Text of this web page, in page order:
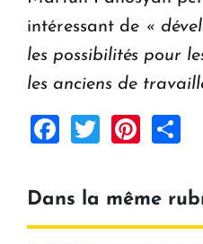
intéressant de «
les possibilités pour
les anciens de
Facebook
Twitter
Dans la même